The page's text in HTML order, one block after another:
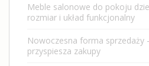
Meble salonowe do pokoju
rozmiar i układ funkcjonalny
Nowoczesna forma sprzedaży
przyspiesza zakupy